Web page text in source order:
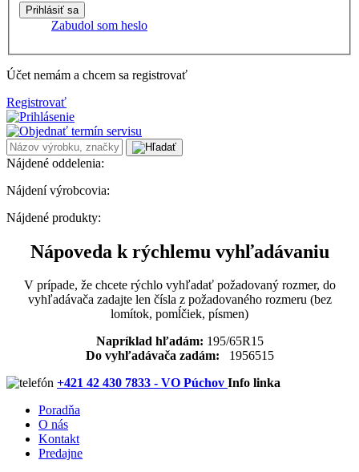
Zabudol som heslo
Účet nemám a chcem sa registrovať
Registrovať
Nájdené oddelenia:
Nájdení výrobcovia:
Nájdené produkty:
Nápoveda k rýchlemu vyhľadávaniu
V prípade, že chcete rýchlo vyhľadať požadovaný rozmer, do
vyhľadávača zadajte len čísla z požadovaného rozmeru (bez
lomítok, pomĺčiek, písmen)
Napríklad hľadám: 195/65R15
Do vyhľadávača zadám: 1956515
+421 42 430 7833 - VO Púchov Info linka
Poradňa
O nás
Kontakt
Predajne